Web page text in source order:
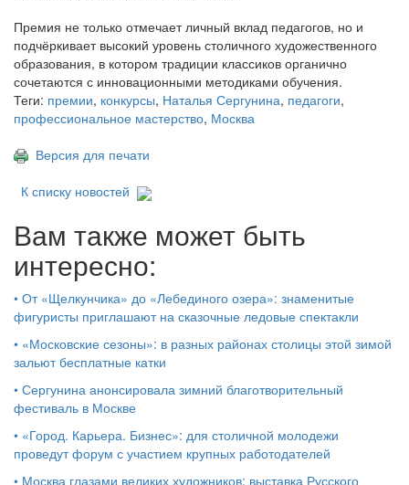
Премия не только отмечает личный вклад педагогов, но и
подчёркивает высокий уровень столичного художественного
образования, в котором традиции классиков органично
сочетаются с инновационными методиками обучения.
Теги: премии, конкурсы, Наталья Сергунина, педагоги,
профессиональное мастерство, Москва
Версия для печати
К списку новостей
Вам также может быть
интересно:
• От «Щелкунчика» до «Лебединого озера»: знаменитые
фигуристы приглашают на сказочные ледовые спектакли
• «Московские сезоны»: в разных районах столицы этой зимой
зальют бесплатные катки
• Сергунина анонсировала зимний благотворительный
фестиваль в Москве
• «Город. Карьера. Бизнес»: для столичной молодежи
проведут форум с участием крупных работодателей
• Москва глазами великих художников: выставка Русского